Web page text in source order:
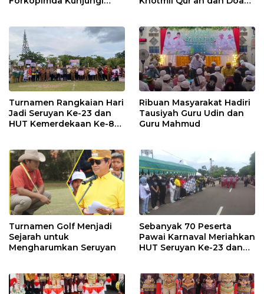
Turnamen Rangkaian Hari
Jadi Seruyan Ke-23 dan
HUT Kemerdekaan Ke-80
Ribuan Masyarakat Hadiri
Tausiyah Guru Udin dan
Guru Mahmud
Turnamen Golf Menjadi
Sejarah untuk
Mengharumkan Seruyan
Sebanyak 70 Peserta
Pawai Karnaval Meriahkan
HUT Seruyan Ke-23 dan